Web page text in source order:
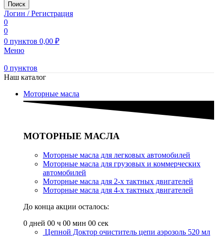
Поиск
Логин / Регистрация
0
0
0 пунктов 0,00 ₽
Меню
0 пунктов
Наш каталог
Моторные масла
МОТОРНЫЕ МАСЛА
Моторные масла для легковых автомобилей
Моторные масла для грузовых и коммерческих
автомобилей
Моторные масла для 2-х тактных двигателей
Моторные масла для 4-х тактных двигателей
До конца акции осталось:
0 дней 00 ч 00 мин 00 сек
Цепной Доктор очиститель цепи аэрозоль 520 мл